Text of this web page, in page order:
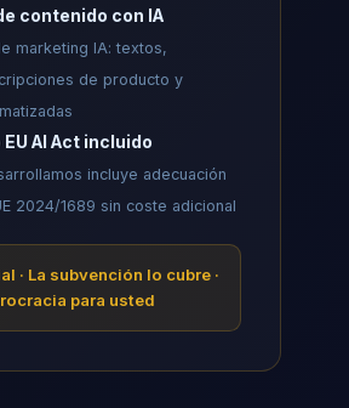
contenido con IA
marketing IA: textos,
de producto y
AI Act incluido
incluye adecuación
2024/1689 sin coste adicional
· La subvención lo cubre ·
para usted